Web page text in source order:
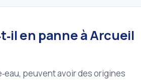
en panne à Arcueil
peuvent avoir des origines